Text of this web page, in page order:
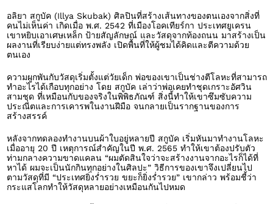
อลิยา สกูบัค (Illya Skubak) ศิลปินที่สร้างเส้นทางของตนเองจากสิ่งที่
คนไม่เห็นค่า เกิดเมื่อ พ.ศ. 2542 ที่เมืองโอคเทียร์กา ประเทศยูเครน
เขาหยิบเอาเศษเหล็ก ป้ายสัญลักษณ์ และวัสดุจากท้องถนน มาสร้างเป็น
ผลงานที่เรียบง่ายแต่ทรงพลัง เปิดพื้นที่ให้ผู้ชมได้คิดและตีความด้วย
ตนเอง
ความผูกพันกับวัสดุเริ่มตั้งแต่วัยเด็ก พ่อของเขาเป็นช่างตีโลหะที่สามารถ
ทำอะไรได้เกือบทุกอย่าง โดย สกูบัค เล่าว่าพ่อเคยทำชุดเกราะอัศวิน
สามชุด ที่เหมือนกับของจริงในพิพิธภัณฑ์ สิ่งนี้ทำให้เขาซึมซับความ
ประณีตและการเคารพในงานฝีมือ จนกลายเป็นรากฐานของการ
สร้างสรรค์
หลังจากทดลองทำงานบนผ้าใบอยู่หลายปี สกูบัค เริ่มหันมาทำงานโลหะ
เมื่ออายุ 20 ปี เหตุการณ์สำคัญในปี พ.ศ. 2565 ทำให้เขาต้องปรับตัว
ท่ามกลางความขาดแคลน “ผมตัดสินใจว่าจะสร้างงานจากอะไรก็ได้ที่
หาได้ ผมจะเป็นนักกินทุกอย่างในศิลปะ” วิธีการของเขาจึงเปลี่ยนไป
ตามวัสดุที่มี “ประเทศยิ่งร่ำรวย ขยะก็ยิ่งร่ำรวย” เขากล่าว พร้อมชี้ว่า
กระแสโลกทำให้วัสดุหลายอย่างเหมือนกันไปหมด